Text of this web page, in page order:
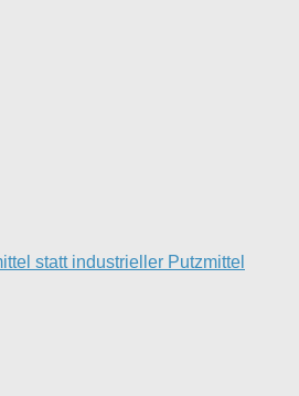
statt industrieller Putzmittel